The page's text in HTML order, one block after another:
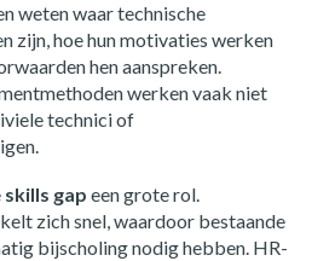
weten waar technische
zijn, hoe hun motivaties werken
hen aanspreken.
werken vaak niet
technici of
skills gap een grote rol.
zich snel, waardoor bestaande
bijscholing nodig hebben. HR-